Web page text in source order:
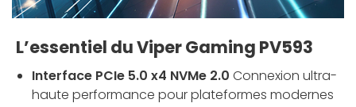
L’essentiel du Viper Gaming PV593
Interface PCIe 5.0 x4 NVMe 2.0 Connexion ultra-
haute performance pour plateformes modernes